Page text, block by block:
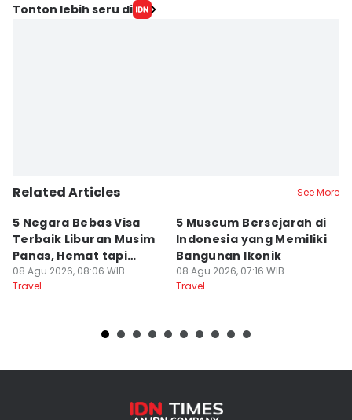
Tonton lebih seru di
Related Articles See More
5 Negara Bebas Visa
Terbaik Liburan Musim
Panas, Hemat tapi
Mewah!
08 Agu 2026, 08:06 WIB
Travel
5 Museum Bersejarah di
Indonesia yang Memiliki
Bangunan Ikonik
08 Agu 2026, 07:16 WIB
Travel